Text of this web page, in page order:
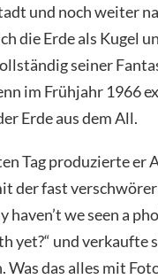
und noch weiter
die Erde als Kugel
seiner
im Frühjahr 1966
Erde aus dem All.
Tag produzierte er
der fast
haven’t we seen a
yet?“ und verkaufte
Was das alles mit